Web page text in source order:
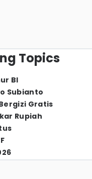
Topics
BI
Subianto
Gratis
Rupiah